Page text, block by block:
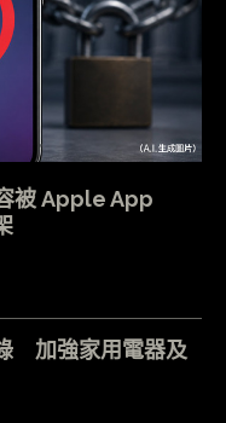
被 Apple App
加強家用電器及